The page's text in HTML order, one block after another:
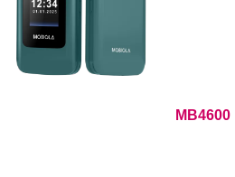
MB4600